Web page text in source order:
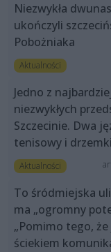
Niezwykła
ukończyli
Pobożniaka
Aktualności
Jedno z
niezwykłych
Szczecinie. Dwa
tenisowy i
Aktualności
To śródmiejska
ma „ogromny
„Pomimo tego,
ściekiem